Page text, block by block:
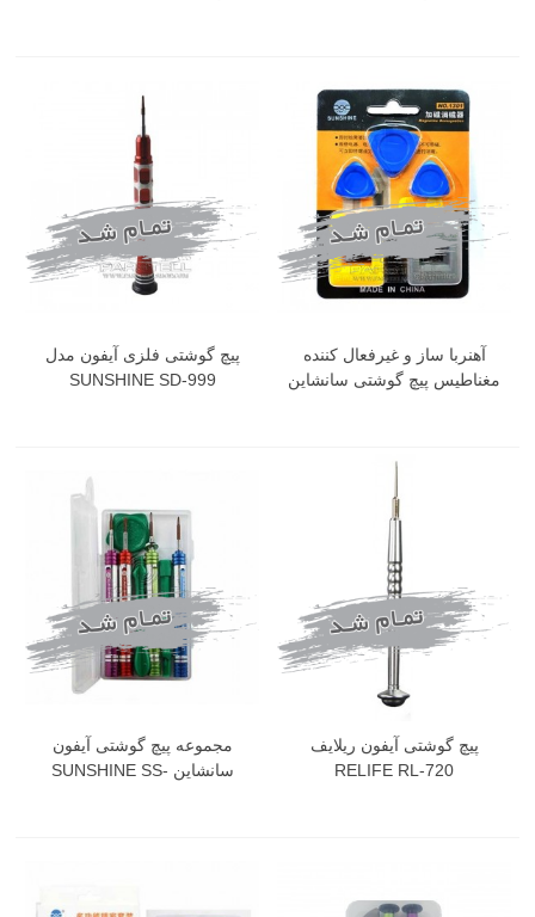
آهنربا ساز و غیرفعال کننده
مغناطیس پیچ گوشتی سانشاین
پیچ گوشتی فلزی آیفون مدل
SUNSHINE SD-999
پیچ گوشتی آیفون ریلایف
RELIFE RL-720
مجموعه پیچ گوشتی آیفون
سانشاین SUNSHINE SS-